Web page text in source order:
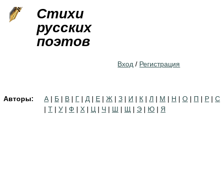
Стихи
русских
поэтов
Вход / Регистрация
Авторы: А | Б | В | Г | Д | Е | Ж | З | И | К | Л | М | Н | О | П | Р | С
| Т | У | Ф | Х | Ц | Ч | Ш | Щ | Э | Ю | Я